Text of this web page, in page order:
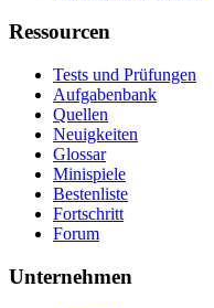
Ressourcen
Tests und Prüfungen
Aufgabenbank
Quellen
Neuigkeiten
Glossar
Minispiele
Bestenliste
Fortschritt
Forum
Unternehmen